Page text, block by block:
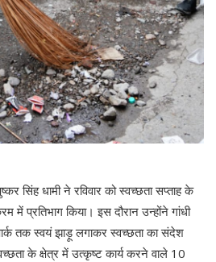
सिंह धामी ने रविवार को स्वच्छता सप्ताह के
में प्रतिभाग किया। इस दौरान उन्होंने गांधी
तक स्वयं झाड़ू लगाकर स्वच्छता का संदेश
के क्षेत्र में उत्कृष्ट कार्य करने वाले 10